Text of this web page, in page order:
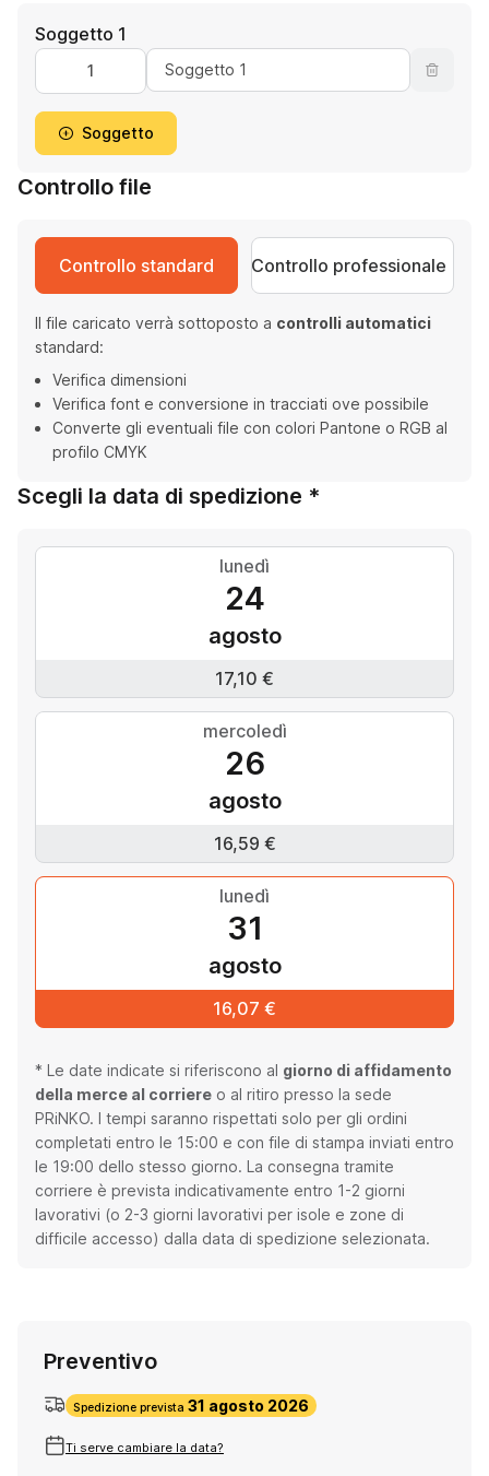
Soggetto 1
Soggetto
Controllo file
Controllo standard Controllo professionale
Il file caricato verrà sottoposto a controlli automatici
standard:
Verifica dimensioni
Verifica font e conversione in tracciati ove possibile
Converte gli eventuali file con colori Pantone o RGB al
profilo CMYK
Scegli la data di spedizione *
lunedì
24
agosto
17,10 €
mercoledì
26
agosto
16,59 €
lunedì
31
agosto
16,07 €
* Le date indicate si riferiscono al giorno di affidamento
della merce al corriere o al ritiro presso la sede
PRiNKO. I tempi saranno rispettati solo per gli ordini
completati entro le 15:00 e con file di stampa inviati entro
le 19:00 dello stesso giorno. La consegna tramite
corriere è prevista indicativamente entro 1-2 giorni
lavorativi (o 2-3 giorni lavorativi per isole e zone di
difficile accesso) dalla data di spedizione selezionata.
Preventivo
Spedizione prevista 31 agosto 2026
Ti serve cambiare la data?